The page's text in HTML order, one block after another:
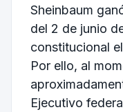
Sheinbaum
del 2 de junio
constitucional
Por ello, al
Ejecutivo